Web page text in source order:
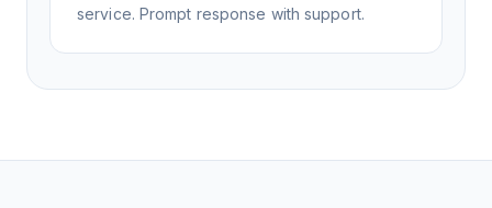
service. Prompt response with support.